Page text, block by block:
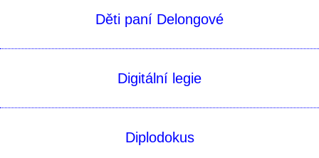
Děti paní Delongové
Digitální legie
Diplodokus